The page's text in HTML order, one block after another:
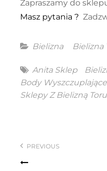
Zapraszamy do
Masz pytania ?
Categories
Bielizna Bielizna
Tags
Anita Sklep
Body Wyszczuplające
Sklepy Z Bielizną
wpisu
PREVIOUS